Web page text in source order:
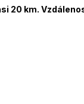
20 km.